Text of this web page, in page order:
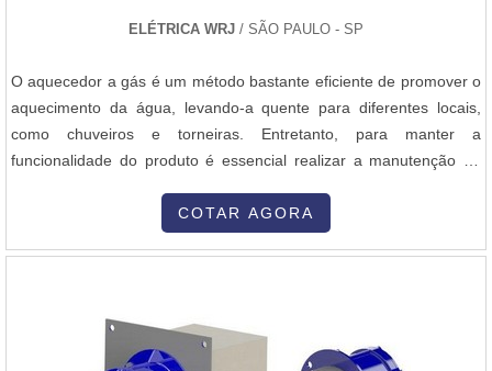
ELÉTRICA WRJ / SÃO PAULO - SP
O aquecedor a gás é um método bastante eficiente de promover o
aquecimento da água, levando-a quente para diferentes locais,
como chuveiros e torneiras. Entretanto, para manter a
funcionalidade do produto é essencial realizar a manutenção de
diferentes problemas e repará-los, se necessário, em variados
COTAR AGORA